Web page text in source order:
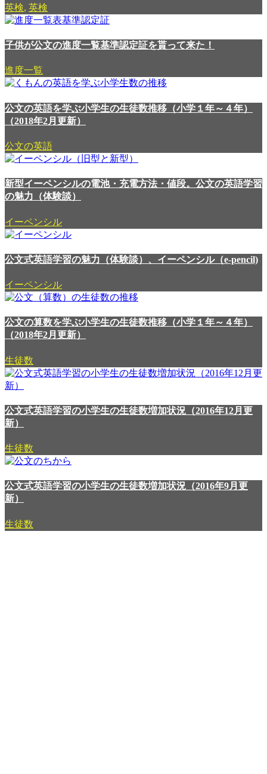
英検, 英検
子供が公文の進度一覧基準認定証を貰って来た！
進度一覧
公文の英語を学ぶ小学生の生徒数推移（小学１年～４年）
（2018年2月更新）
公文の英語
新型イーペンシルの電池・充電方法・値段。公文の英語学習
の魅力（体験談）
イーペンシル
公文式英語学習の魅力（体験談）、イーペンシル（e-pencil)
イーペンシル
公文の算数を学ぶ小学生の生徒数推移（小学１年～４年）
（2018年2月更新）
生徒数
公文式英語学習の小学生の生徒数増加状況（2016年12月更
新）
生徒数
公文式英語学習の小学生の生徒数増加状況（2016年9月更
新）
生徒数